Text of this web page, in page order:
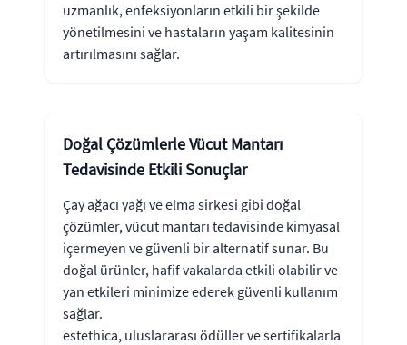
uzmanlık, enfeksiyonların etkili bir şekilde
yönetilmesini ve hastaların yaşam kalitesinin
artırılmasını sağlar.
Doğal Çözümlerle Vücut Mantarı
Tedavisinde Etkili Sonuçlar
Çay ağacı yağı ve elma sirkesi gibi doğal
çözümler, vücut mantarı tedavisinde kimyasal
içermeyen ve güvenli bir alternatif sunar. Bu
doğal ürünler, hafif vakalarda etkili olabilir ve
yan etkileri minimize ederek güvenli kullanım
sağlar.
estethica, uluslararası ödüller ve sertifikalarla